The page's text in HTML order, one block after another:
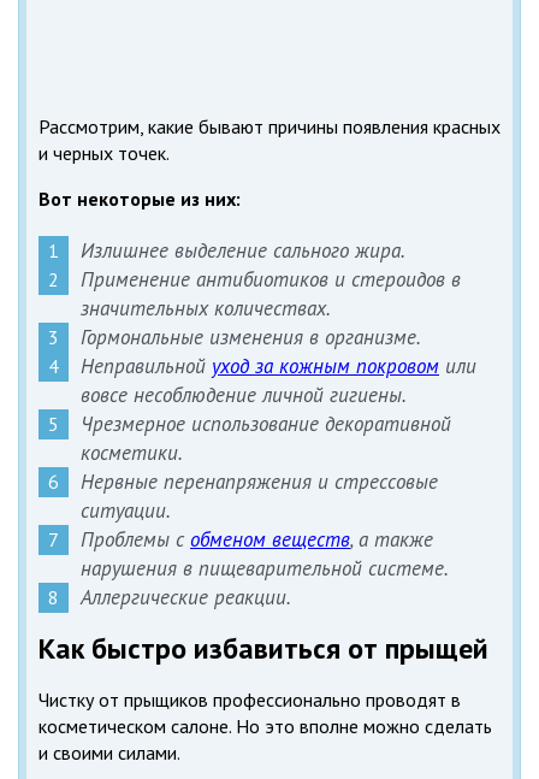
Рассмотрим, какие бывают причины появления красных
и черных точек.
Вот некоторые из них:
Излишнее выделение сального жира.
Применение антибиотиков и стероидов в
значительных количествах.
Гормональные изменения в организме.
Неправильной уход за кожным покровом или
вовсе несоблюдение личной гигиены.
Чрезмерное использование декоративной
косметики.
Нервные перенапряжения и стрессовые
ситуации.
Проблемы собменом веществ, а также
нарушения в пищеварительной системе.
Аллергические реакции.
Как быстро избавиться от прыщей
Чистку от прыщиков профессионально проводят в
косметическом салоне. Но это вполне можно сделать
и своими силами.